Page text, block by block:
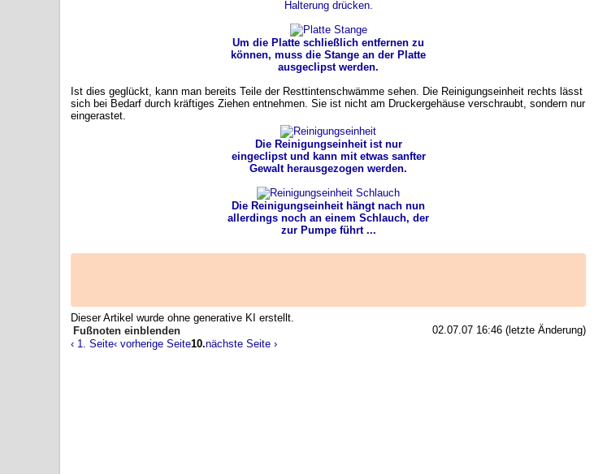
Halterung drücken.
Um die Platte schließlich entfernen zu
können, muss die Stange an der Platte
ausgeclipst werden.
Ist dies geglückt, kann man bereits Teile der Resttintenschwämme sehen. Die Reinigungseinheit rechts lässt
sich bei Bedarf durch kräftiges Ziehen entnehmen. Sie ist nicht am Druckergehäuse verschraubt, sondern nur
eingerastet.
Die Reinigungseinheit ist nur
eingeclipst und kann mit etwas sanfter
Gewalt herausgezogen werden.
Die Reinigungseinheit hängt nach nun
allerdings noch an einem Schlauch, der
zur Pumpe führt ...
Dieser Artikel wurde ohne generative KI erstellt.
02.07.07 16:46 (letzte Änderung)
Fußnoten
‹ 1. Seite‹ vorherige Seite10.nächste Seite ›